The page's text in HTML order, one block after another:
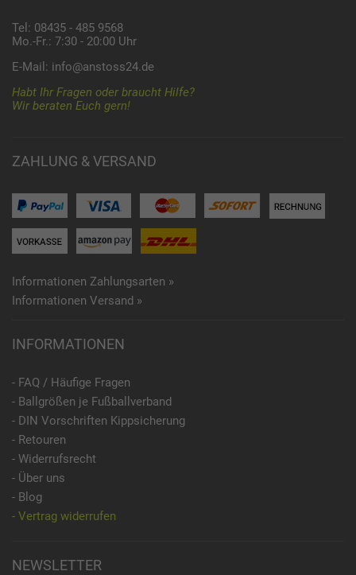
Tel: 08435 - 485 9568
Mo.-Fr.: 7:30 - 20:00 Uhr
E-Mail: info@anstoss24.de
Habt Ihr Fragen oder braucht Hilfe?
Wir beraten Euch gern!
ZAHLUNG & VERSAND
Informationen Zahlungsarten »
Informationen Versand »
INFORMATIONEN
- FAQ / Häufige Fragen
- Ballgrößen je Fußballverband
- DIN Vorschriften Kippsicherung
- Retouren
- Widerrufsrecht
- Über uns
- Blog
- Vertrag widerrufen
NEWSLETTER